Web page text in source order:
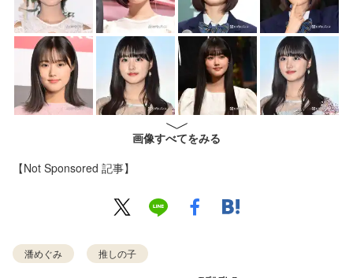
画像すべてをみる
【Not Sponsored 記事】
潘めぐみ 推しの子